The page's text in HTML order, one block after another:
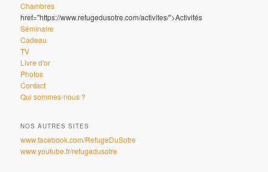
Chambres
href="https://www.refugedusotre.com/activites/">Activités
Séminaire
Cadeau
TV
Livre d'or
Photos
Contact
Qui sommes-nous ?
NOS AUTRES SITES
www.facebook.com/RefugeDuSotre
www.youtube.fr/refugedusotre